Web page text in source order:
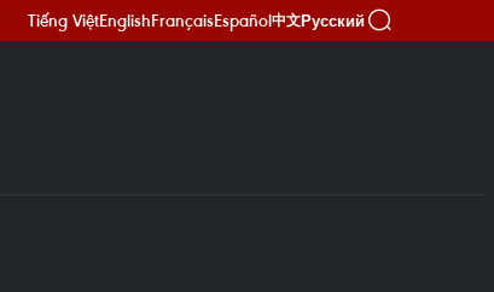
Tiếng ViệtEnglishFrançaisEspañol中文Русский